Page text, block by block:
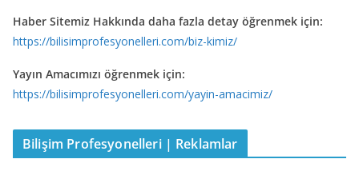
Haber Sitemiz Hakkında daha fazla detay öğrenmek için:
https://bilisimprofesyonelleri.com/biz-kimiz/
Yayın Amacımızı öğrenmek için:
https://bilisimprofesyonelleri.com/yayin-amacimiz/
Bilişim Profesyonelleri | Reklamlar